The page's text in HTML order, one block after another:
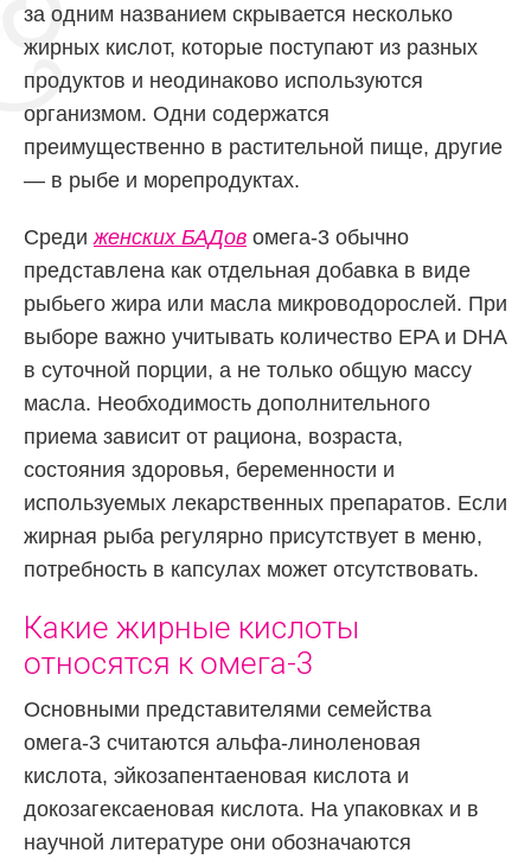
за одним названием скрывается несколько
жирных кислот, которые поступают из разных
продуктов и неодинаково используются
организмом. Одни содержатся
преимущественно в растительной пище, другие
— в рыбе и морепродуктах.
Среди женских БАДов омега-3 обычно
представлена как отдельная добавка в виде
рыбьего жира или масла микроводорослей. При
выборе важно учитывать количество EPA и DHA
в суточной порции, а не только общую массу
масла. Необходимость дополнительного
приема зависит от рациона, возраста,
состояния здоровья, беременности и
используемых лекарственных препаратов. Если
жирная рыба регулярно присутствует в меню,
потребность в капсулах может отсутствовать.
Какие жирные кислоты
относятся к омега-3
Основными представителями семейства
омега-3 считаются альфа-линоленовая
кислота, эйкозапентаеновая кислота и
докозагексаеновая кислота. На упаковках и в
научной литературе они обозначаются